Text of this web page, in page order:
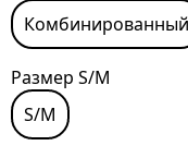
Комбинированный
Размер S/M
S/M